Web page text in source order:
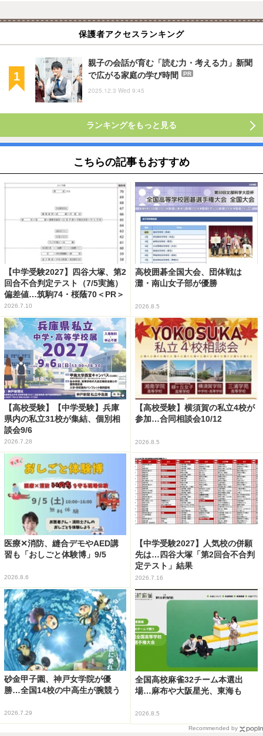
保護者アクセスランキング
親子の会話が育む「読む力・考える力」新聞
で広がる家庭の学び時間
PR
2025.12.3 Wed 9:45
ランキングをもっと見る
こちらの記事もおすすめ
【中学受験2027】四谷大塚、第2
回合不合判定テスト（7/5実施）
偏差値…筑駒74・桜蔭70＜PR＞
2026.7.10
高校囲碁全国大会、団体戦は
灘・南山女子部が優勝
2026.8.5
【高校受験】【中学受験】兵庫
県内の私立31校が集結、個別相
談会9/6
2026.7.28
【高校受験】横須賀の私立4校が
参加…合同相談会10/12
2026.8.5
医療✕消防、縫合デモやAED講
習も「おしごと体験博」9/5
2026.8.6
【中学受験2027】人気校の併願
先は…四谷大塚「第2回合不合判
定テスト」結果
2026.7.16
砂金甲子園、神戸女学院が優
勝…全国14校の中高生が腕競う
2026.7.29
全国高校麻雀32チーム本選出
場…麻布や大阪星光、東海も
2026.8.5
Recommended by